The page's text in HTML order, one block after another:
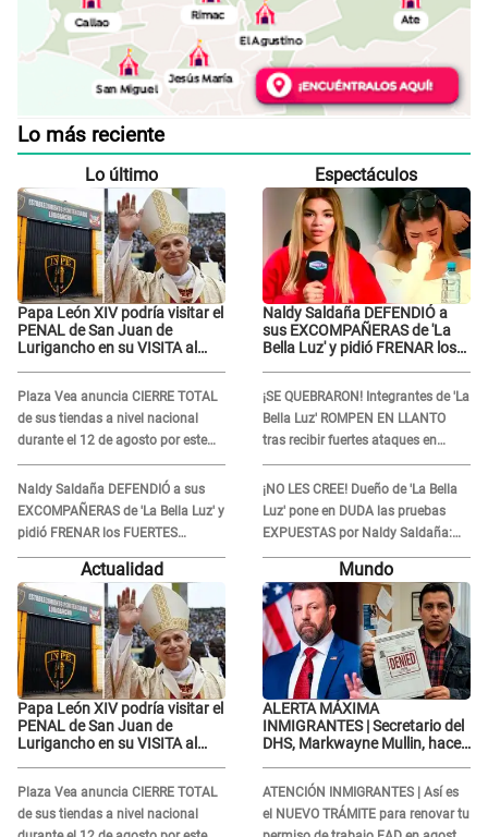
Lo más reciente
Lo último
Papa León XIV podría visitar el
PENAL de San Juan de
Lurigancho en su VISITA al
Plaza Vea anuncia CIERRE TOTAL
de sus tiendas a nivel nacional
durante el 12 de agosto por este
MOTIVO
Naldy Saldaña DEFENDIÓ a sus
EXCOMPAÑERAS de 'La Bella Luz' y
pidió FRENAR los FUERTES
ATAQUES en redes: “Aquí el único
Espectáculos
Naldy Saldaña DEFENDIÓ a
sus EXCOMPAÑERAS de 'La
Bella Luz' y pidió FRENAR los
¡SE QUEBRARON! Integrantes de 'La
Bella Luz' ROMPEN EN LLANTO
tras recibir fuertes ataques en
redes por DENUNCIA de acoso
contra Naldy Saldaña
¡NO LES CREE! Dueño de 'La Bella
Luz' pone en DUDA las pruebas
EXPUESTAS por Naldy Saldaña:
“Quizá se han editado...”
Actualidad
Papa León XIV podría visitar el
PENAL de San Juan de
Lurigancho en su VISITA al
Plaza Vea anuncia CIERRE TOTAL
de sus tiendas a nivel nacional
Mundo
ALERTA MÁXIMA
INMIGRANTES | Secretario del
DHS, Markwayne Mullin, hace
ATENCIÓN INMIGRANTES | Así es
el NUEVO TRÁMITE para renovar tu